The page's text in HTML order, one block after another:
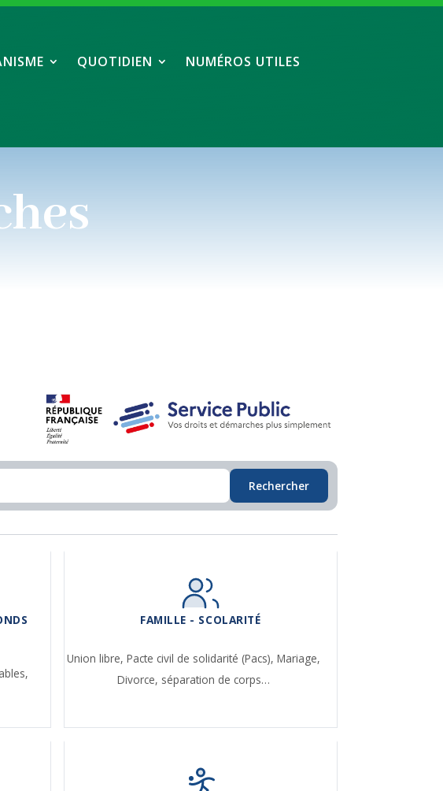
QUOTIDIEN NUMÉROS UTILES
Rechercher
FAMILLE - SCOLARITÉ
Union libre, Pacte civil de solidarité (Pacs), Mariage,
Divorce, séparation de corps…